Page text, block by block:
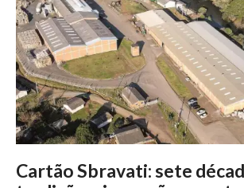
Cartão Sbravati: sete